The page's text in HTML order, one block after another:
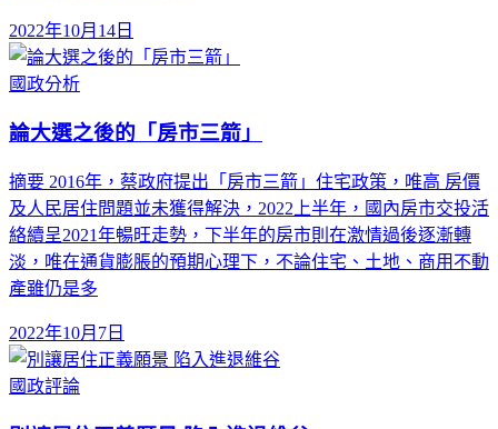
2022年10月14日
國政分析
論大選之後的「房市三箭」
摘要 2016年，蔡政府提出「房市三箭」住宅政策，唯高 房價
及人民居住問題並未獲得解決，2022上半年，國內房市交投活
絡續呈2021年暢旺走勢，下半年的房市則在激情過後逐漸轉
淡，唯在通貨膨脹的預期心理下，不論住宅、土地、商用不動
產雖仍是多
2022年10月7日
國政評論